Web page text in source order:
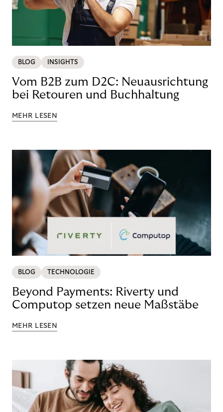
BLOG INSIGHTS
Vom B2B zum D2C: Neuausrichtung
bei Retouren und Buchhaltung
MEHR LESEN
BLOG TECHNOLOGIE
Beyond Payments: Riverty und
Computop setzen neue Maßstäbe
MEHR LESEN